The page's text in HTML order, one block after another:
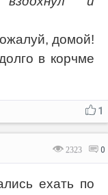
домой!
в корчме
1
2323 0
ехать по